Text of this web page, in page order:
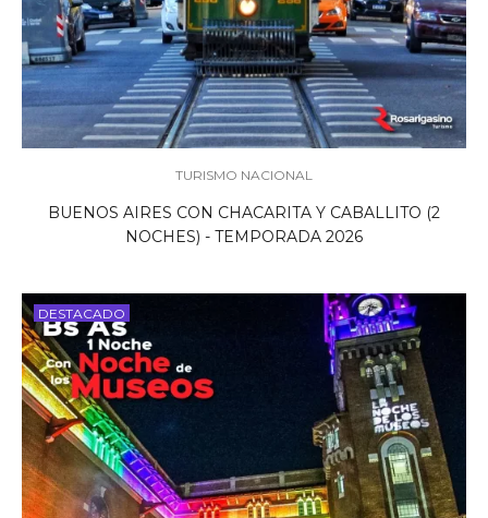
TURISMO NACIONAL
BUENOS AIRES CON CHACARITA Y CABALLITO (2
NOCHES) - TEMPORADA 2026
DESTACADO